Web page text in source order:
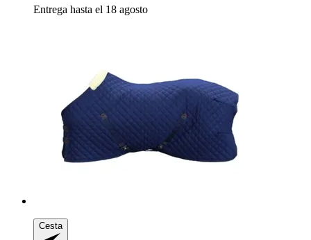
Entrega hasta el 18 agosto
Cesta